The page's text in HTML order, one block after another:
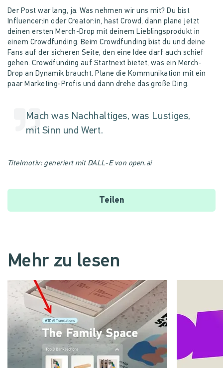
Der Post war lang, ja. Was nehmen wir uns mit? Du bist
Influencer:in oder Creator:in, hast Crowd, dann plane jetzt
deinen ersten Merch-Drop mit deinem Lieblingsprodukt in
einem Crowdfunding. Beim Crowdfunding bist du und deine
Fans auf der sicheren Seite, den eine Idee darf auch schief
gehen. Crowdfunding auf Startnext bietet, was ein Merch-
Drop an Dynamik braucht. Plane die Kommunikation mit ein
paar Marketing-Profis und dann drehe das große Ding.
Mach was Nachhaltiges, was Lustiges,
mit Sinn und Wert.
Titelmotiv: generiert mit DALL-E von open.ai
Teilen
Mehr zu lesen